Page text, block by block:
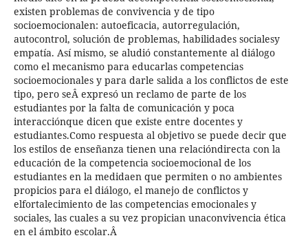
existen problemas de convivencia y de tipo
socioemocionalen: autoeficacia, autorregulación,
autocontrol, solución de problemas, habilidades socialesy
empatía. Así mismo, se aludió constantemente al diálogo
como el mecanismo para educarlas competencias
socioemocionales y para darle salida a los conflictos de este
tipo, pero seÂ expresó un reclamo de parte de los
estudiantes por la falta de comunicación y poca
interacciónque dicen que existe entre docentes y
estudiantes.Como respuesta al objetivo se puede decir que
los estilos de enseñanza tienen una relacióndirecta con la
educación de la competencia socioemocional de los
estudiantes en la medidaen que permiten o no ambientes
propicios para el diálogo, el manejo de conflictos y
elfortalecimiento de las competencias emocionales y
sociales, las cuales a su vez propician unaconvivencia ética
en el ámbito escolar.Â